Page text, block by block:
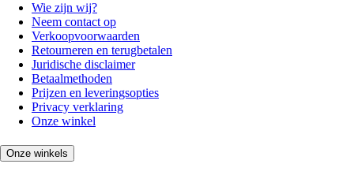
Wie zijn wij?
Neem contact op
Verkoopvoorwaarden
Retourneren en terugbetalen
Juridische disclaimer
Betaalmethoden
Prijzen en leveringsopties
Privacy verklaring
Onze winkel
Onze winkels